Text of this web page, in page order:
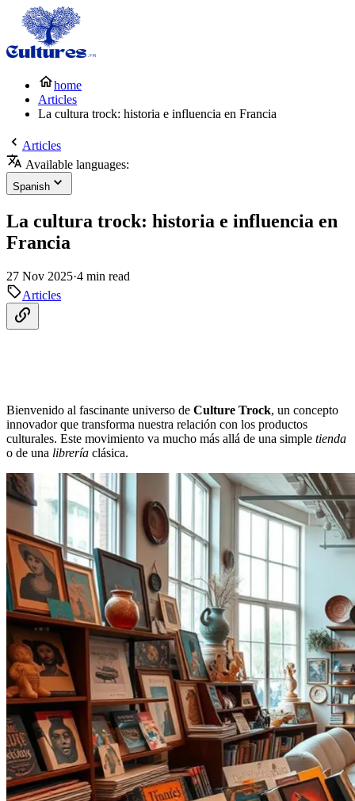
home
Articles
La cultura trock: historia e influencia en Francia
Articles
Available languages:
Spanish
La cultura trock: historia e influencia en
Francia
27 Nov 2025·4 min read
Articles
Bienvenido al fascinante universo de Culture Trock, un concepto
innovador que transforma nuestra relación con los productos
culturales. Este movimiento va mucho más allá de una simple tienda
o de una librería clásica.